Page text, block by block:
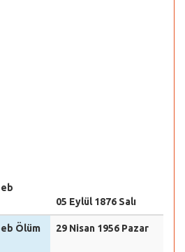
05 Eylül 1876 Salı
Ölüm
29 Nisan 1956 Pazar